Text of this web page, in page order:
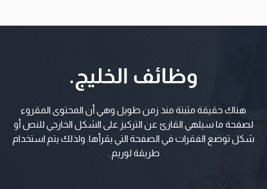
هناك حقيقة مثبتة منذ زمن طويل وهي أن المحتوى المقروء
لصفحة ما سيلهي القارئ عن التركيز على الشكل الخارجي للنص أو
شكل توضع الفقرات في الصفحة التي يقرأها. ولذلك يتم استخدام
طريقة لوريم .